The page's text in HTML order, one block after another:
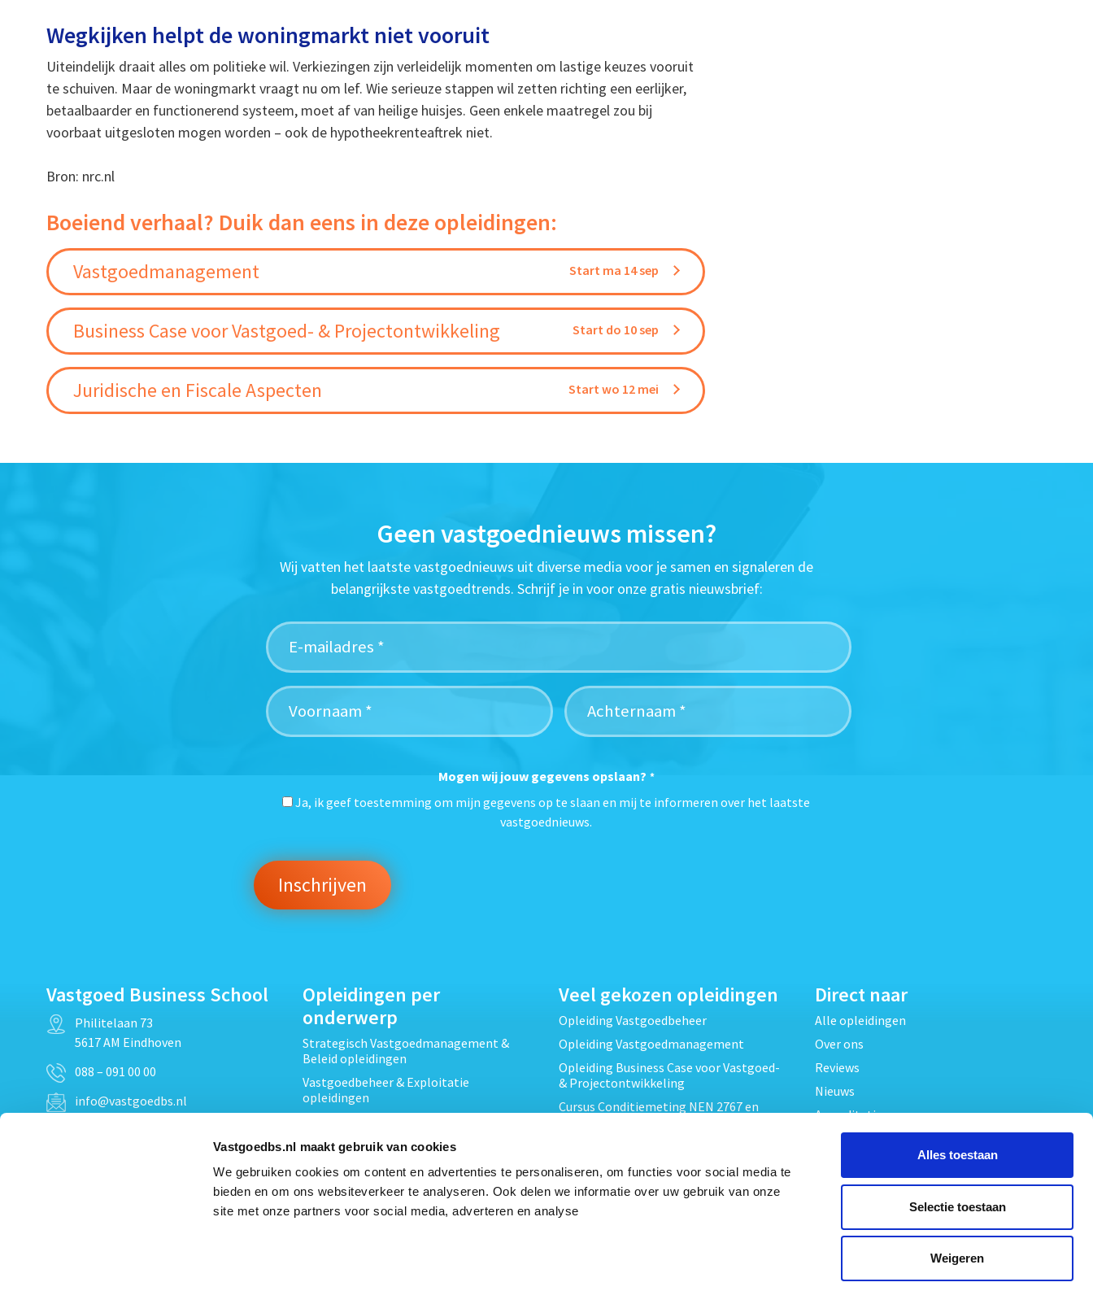
Vastgoedbs.nl maakt gebruik van cookies
We gebruiken cookies om content en advertenties te personaliseren, om functies voor social media te
bieden en om ons websiteverkeer te analyseren. Ook delen we informatie over uw gebruik van onze
site met onze partners voor social media, adverteren en analyse
Alles toestaan
Selectie toestaan
Weigeren
Wegkijken helpt de woningmarkt niet vooruit
Uiteindelijk draait alles om politieke wil. Verkiezingen zijn verleidelijk momenten om lastige keuzes vooruit
te schuiven. Maar de woningmarkt vraagt nu om lef. Wie serieuze stappen wil zetten richting een eerlijker,
betaalbaarder en functionerend systeem, moet af van heilige huisjes. Geen enkele maatregel zou bij
voorbaat uitgesloten mogen worden – ook de hypotheekrenteaftrek niet.
Bron: nrc.nl
Boeiend verhaal? Duik dan eens in deze opleidingen:
Vastgoedmanagement Start ma 14 sep
Business Case voor Vastgoed- & Projectontwikkeling Start do 10 sep
Juridische en Fiscale Aspecten Start wo 12 mei
Geen vastgoednieuws missen?
Wij vatten het laatste vastgoednieuws uit diverse media voor je samen en signaleren de
belangrijkste vastgoedtrends. Schrijf je in voor onze gratis nieuwsbrief:
Mogen wij jouw gegevens opslaan? *
Ja, ik geef toestemming om mijn gegevens op te slaan en mij te informeren over het laatste
vastgoednieuws.
Vastgoed Business School
Philitelaan 73
5617 AM Eindhoven
088 – 091 00 00
info@vastgoedbs.nl
Opleidingen per
onderwerp
Strategisch Vastgoedmanagement &
Beleid opleidingen
Vastgoedbeheer & Exploitatie
opleidingen
Projectontwikkeling &
Techniek, Onderhoud & Inspectie
Opleidingen
Verduurzaming en Energieprestatie
Veel gekozen opleidingen
Opleiding Vastgoedbeheer
Opleiding Vastgoedmanagement
Opleiding Business Case voor Vastgoed-
& Projectontwikkeling
Cursus Conditiemeting NEN 2767 en
Cursus EP-W Basis Woningen
Opleiding Professioneel VvE-beheer
Opleiding Projectleider Vastgoed
Direct naar
Alle opleidingen
Over ons
Reviews
Nieuws
Accreditaties
Algemene voorwaarden
Privacy verklaring